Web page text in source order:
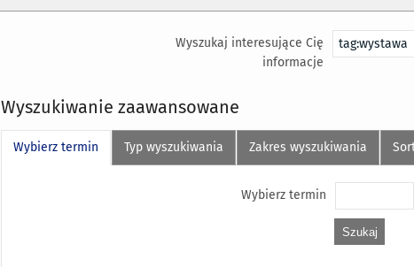
Wyszukaj interesujące Cię
informacje
Wyszukiwanie zaawansowane
Wybierz termin Typ wyszukiwania Zakres wyszukiwania
Wybierz termin